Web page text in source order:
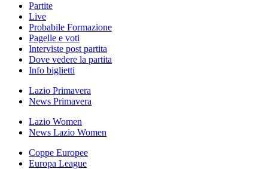
Partite
Live
Probabile Formazione
Pagelle e voti
Interviste post partita
Dove vedere la partita
Info biglietti
Lazio Primavera
News Primavera
Lazio Women
News Lazio Women
Coppe Europee
Europa League